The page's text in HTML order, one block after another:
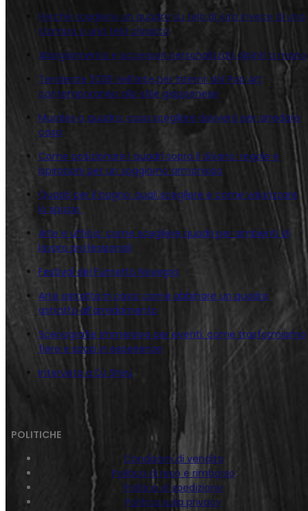
Perché scegliere un quadro su tela di juta invece di una
stampa o una tela classica
Abbigliamento e accessori personalizzati dipinti a mano
Tendenze 2026 nell’arte per interni: dal Pop Art
contemporaneo allo stile giapponese
Murales o quadro: cosa scegliere davvero per arredare
casa
Come posizionare i quadri sopra il divano: regole e
ispirazioni per un soggiorno armonioso
Quadri per il bagno: quali scegliere e come valorizzare
lo spazio
Arte e ufficio: come scegliere quadri per ambienti di
lavoro professionali
Festival del Fumetto Novegro
Arte astratta in casa: come abbinare un quadro
astratto all’arredamento
Scenografie immersive per eventi: come trasformiamo
fiere e spazi in esperienze
Intervista a DJ Shiru
POLITICHE
Condizioni di vendita
Politica di reso e rimborso
Politica di spedizione
Politica sulla privacy